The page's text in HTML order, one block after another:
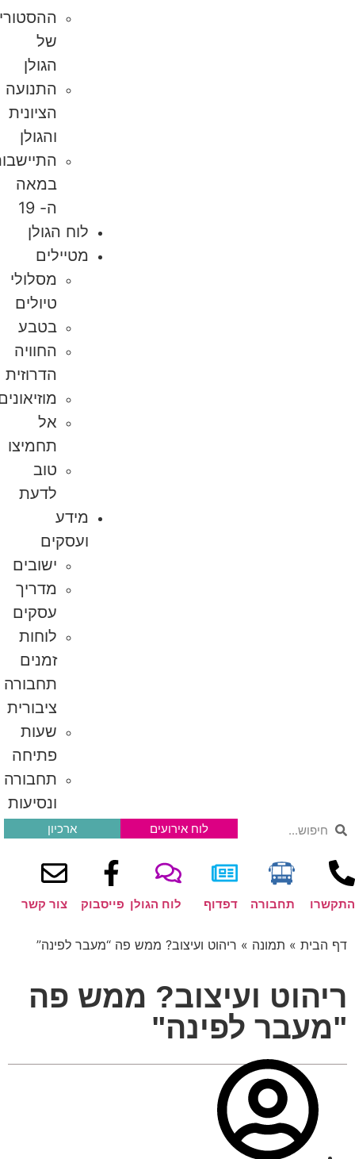
ההסטוריה
הגולן
התנועה
הציונית
והגולן
התיישבות
במאה
לוח הגולן
מטיילים
מסלולי
טיולים
בטבע
החוויה
הדרוזית
מוזיאונים
אל
תחמיצו
טוב
לדעת
מידע
ועסקים
ישובים
מדריך
עסקים
לוחות
זמנים
תחבורה
ציבורית
שעות
פתיחה
תחבורה
ונסיעות
לוח אירועים ארכיון
תחבורה דפדוף לוח הגולן פייסבוק צור קשר
»תמונה»ריהוט ועיצוב? ממש פה “מעבר לפינה”
ועיצוב? ממש פה
לפינה"